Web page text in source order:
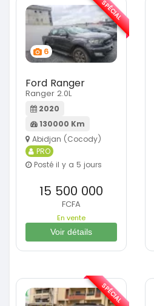
6
Ford Ranger
Ranger 2.0L
2020
130000 Km
Abidjan (Cocody)
PRO
Posté il y a 5 jours
15 500 000
FCFA
En vente
Voir détails
SPÉCIAL
SPÉCIAL